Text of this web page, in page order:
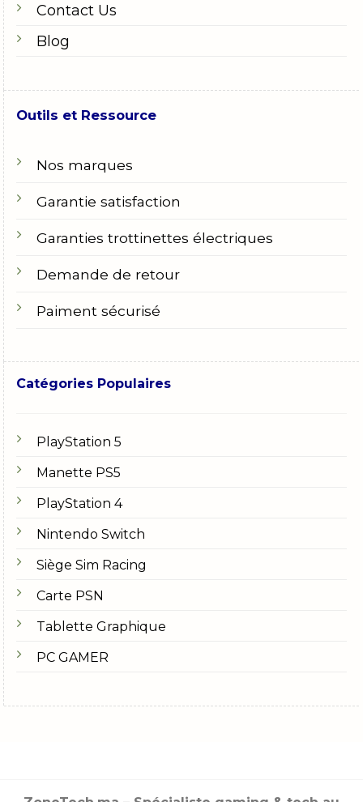
Contact Us
Blog
Outils et Ressource
Nos marques
Garantie satisfaction
Garanties trottinettes électriques
Demande de retour
Paiment sécurisé
Catégories Populaires
PlayStation 5
Manette PS5
PlayStation 4
Nintendo Switch
Siège Sim Racing
Carte PSN
Tablette Graphique
PC GAMER